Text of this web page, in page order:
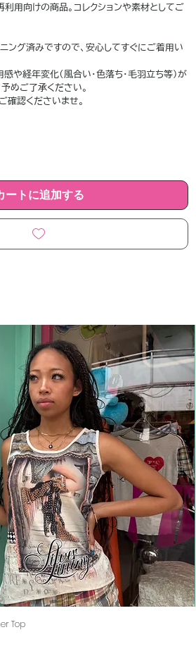
利用向けの商品。コレクションや素材としてご
ング済みですので、安心してすぐにご着用い
や経年変化（風合い・色落ち・毛羽立ち等）が
めご了承ください。
認くださいませ。
ートに追加する
Top